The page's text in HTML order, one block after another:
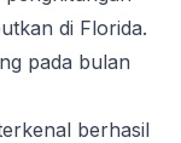
di Florida.
pada bulan
berhasil